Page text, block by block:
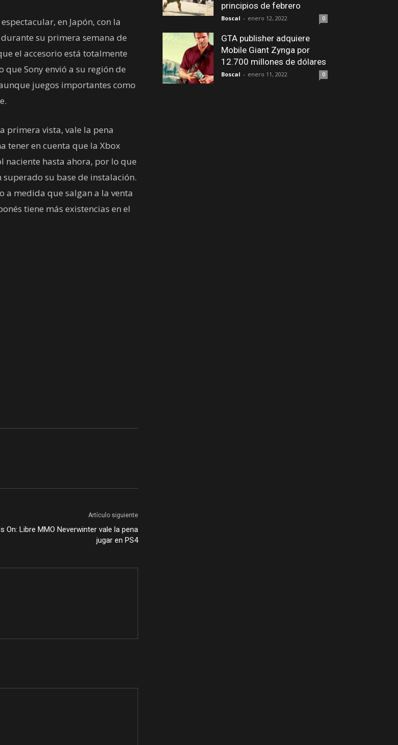
en Japón, con la
su primera semana de
el accesorio está totalmente
Sony envió a su región de
juegos importantes como
primera vista, vale la pena
tener en cuenta que la Xbox
naciente hasta ahora, por lo que
su base de instalación.
a medida que salgan a la venta
tiene más existencias en el
Artículo siguiente
On: Libre MMO Neverwinter vale la pena
jugar en PS4
principios de febrero
Boscal - enero 12, 2022 0
GTA publisher adquiere
Mobile Giant Zynga por
12.700 millones de dólares
Boscal - enero 11, 2022 0